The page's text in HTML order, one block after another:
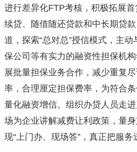
进行差异化FTP考核，积极拓展
续贷、随借随还贷款和中长期贷
道，探索“总对总”授信模式，主
保公司等有实力的融资性担保机
展批量担保业务合作，减少重复
率，合理厘定担保费率，为符合
量化融资增信。组织办贷人员走
场为企业讲解减费让利政策，量
现“上门办、现场答”，真正把服务